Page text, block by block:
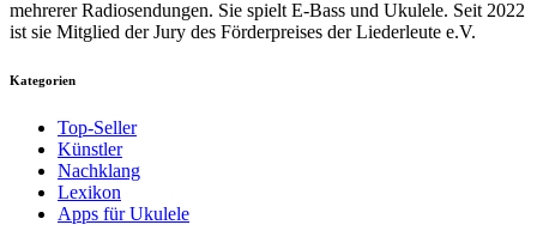
mehrerer Radiosendungen. Sie spielt E-Bass und Ukulele. Seit 2022
ist sie Mitglied der Jury des Förderpreises der Liederleute e.V.
Kategorien
Top-Seller
Künstler
Nachklang
Lexikon
Apps für Ukulele